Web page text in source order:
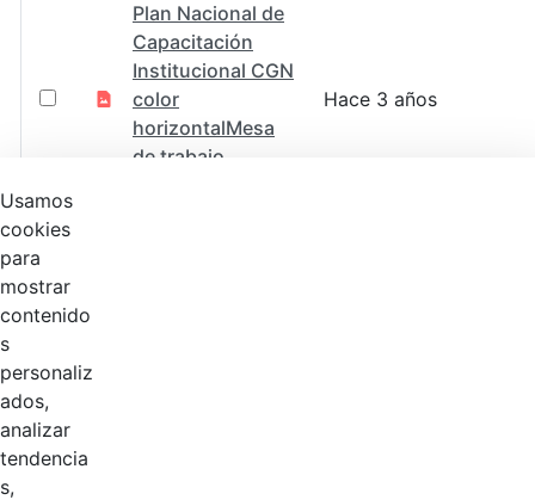
Plan Nacional de
Capacitación
Institucional CGN
color
horizontalMesa
de trabajo
Hace 3 años
Usamos
cookies
para
mostrar
contenido
s
personaliz
ados,
analizar
tendencia
s,